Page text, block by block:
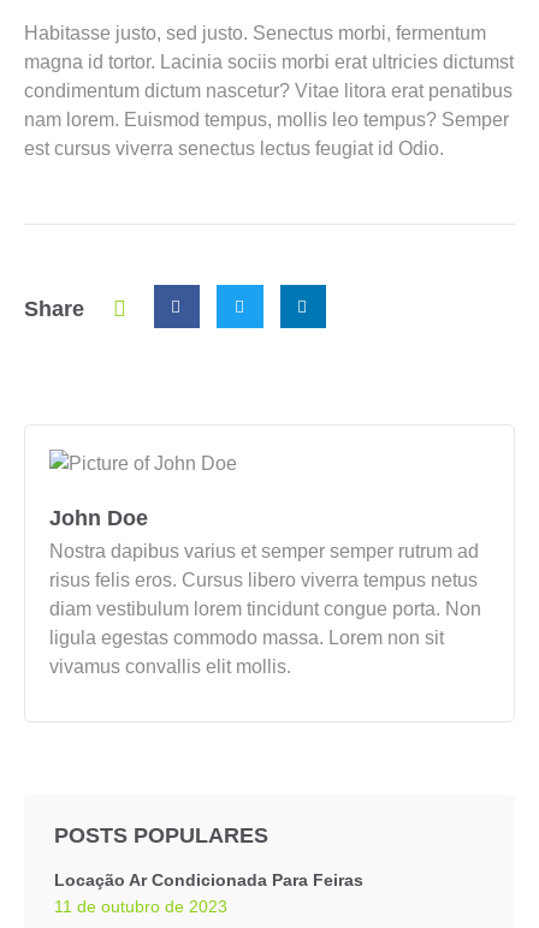
Habitasse justo, sed justo. Senectus morbi, fermentum
magna id tortor. Lacinia sociis morbi erat ultricies dictumst
condimentum dictum nascetur? Vitae litora erat penatibus
nam lorem. Euismod tempus, mollis leo tempus? Semper
est cursus viverra senectus lectus feugiat id Odio.
Share
John Doe
Nostra dapibus varius et semper semper rutrum ad
risus felis eros. Cursus libero viverra tempus netus
diam vestibulum lorem tincidunt congue porta. Non
ligula egestas commodo massa. Lorem non sit
vivamus convallis elit mollis.
POSTS POPULARES
Locação Ar Condicionada Para Feiras
11 de outubro de 2023